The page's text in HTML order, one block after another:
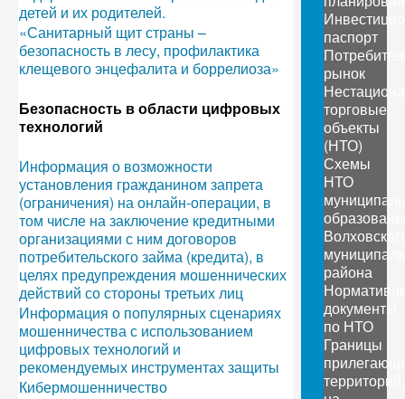
детей и их родителей.
«Санитарный щит страны –
безопасность в лесу, профилактика
клещевого энцефалита и боррелиоза»
Безопасность в области цифровых
технологий
Информация о возможности
установления гражданином запрета
(ограничения) на онлайн-операции, в
том числе на заключение кредитными
организациями с ним договоров
потребительского займа (кредита), в
целях предупреждения мошеннических
действий со стороны третьих лиц
Информация о популярных сценариях
мошенничества с использованием
цифровых технологий и
рекомендуемых инструментах защиты
Кибермошенничество
паспорт
рынок
торговые
объекты
(НТО)
Схемы
НТО
района
документы
по НТО
Границы
территорий,